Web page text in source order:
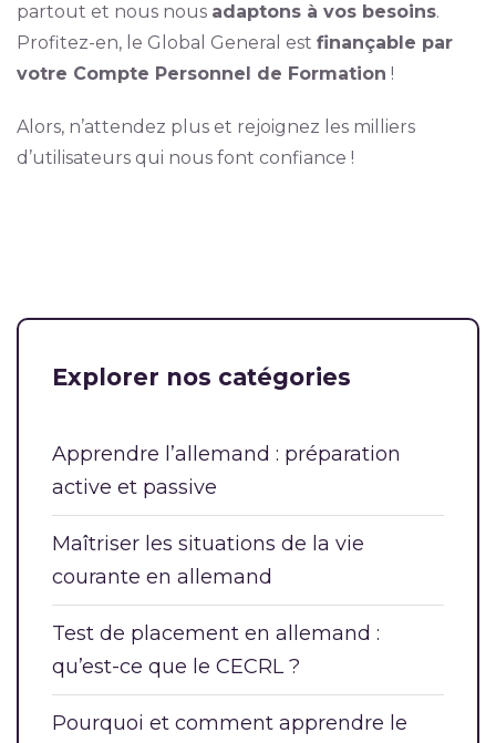
partout et nous nous adaptons à vos besoins.
Profitez-en, le Global General est finançable par
votre Compte Personnel de Formation !
Alors, n’attendez plus et rejoignez les milliers
d’utilisateurs qui nous font confiance !
Explorer nos catégories
Apprendre l’allemand : préparation
active et passive
Maîtriser les situations de la vie
courante en allemand
Test de placement en allemand :
qu’est-ce que le CECRL ?
Pourquoi et comment apprendre le